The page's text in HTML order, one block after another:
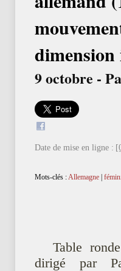
9 octobre -
Date de mise en ligne :
Mots-clés :Allemagne|
Table
dirigé par